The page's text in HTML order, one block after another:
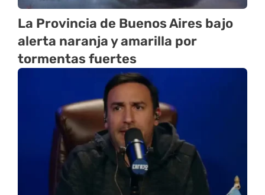
La Provincia de Buenos Aires bajo
alerta naranja y amarilla por
tormentas fuertes